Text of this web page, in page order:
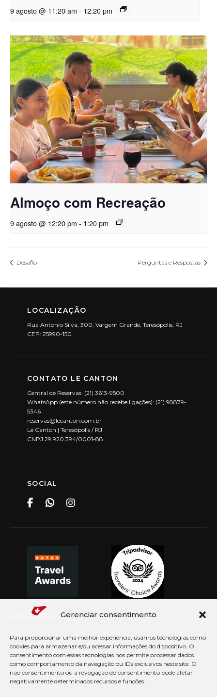
Gerenciar consentimento
Para proporcionar uma melhor experiência, usamos tecnologias como
cookies para armazenar e/ou acessar informações do dispositivo. O
consentimento com essas tecnologias nos permite processar dados
como comportamento da navegação ou IDs exclusivos neste site. O
não consentimento ou a revogação do consentimento pode afetar
negativamente determinados recursos e funções.
9 agosto @ 11:20 am - 12:20 pm
Almoço com Recreação
9 agosto @ 12:20 pm - 1:20 pm
Desafio Perguntas e Respostas
LOCALIZAÇÃO
Rua Antonio Silva, 300, Vargem Grande, Teresópolis, RJ
CEP: 25990-150
CONTATO LE CANTON
Central de Reservas: (21) 3613-9500
WhatsApp (este número não recebe ligações): (21) 98879-
5346
reservas@lecanton.com.br
Le Canton | Teresópolis / RJ
CNPJ 29.920.394/0001-88
SOCIAL
© Copyright 2026 Le Canton. Todos os direitos